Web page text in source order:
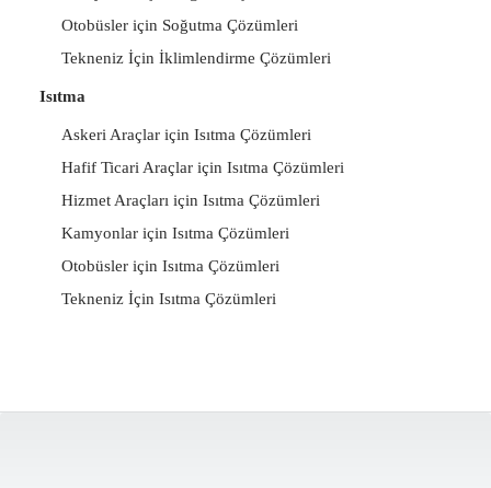
Otobüsler için Soğutma Çözümleri
Tekneniz İçin İklimlendirme Çözümleri
Isıtma
Askeri Araçlar için Isıtma Çözümleri
Hafif Ticari Araçlar için Isıtma Çözümleri
Hizmet Araçları için Isıtma Çözümleri
Kamyonlar için Isıtma Çözümleri
Otobüsler için Isıtma Çözümleri
Tekneniz İçin Isıtma Çözümleri